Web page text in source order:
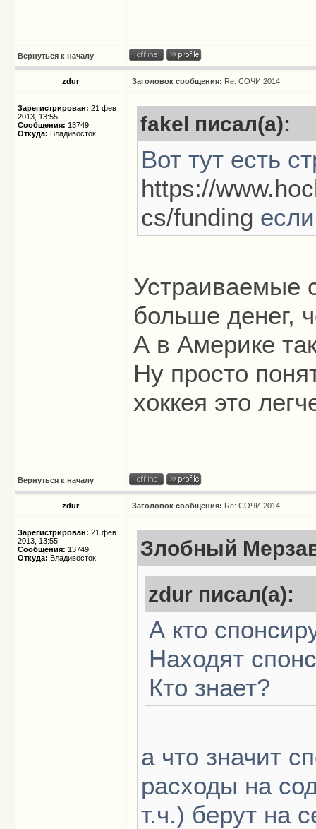
Вернуться к началу
zdur Заголовок сообщения: Re: СОЧИ 2014
Зарегистрирован: 21 фев
2013, 13:55
Сообщения: 13749
Откуда: Владивосток fakel писал(а):
Вот тут есть
https://
cs/funding
Устраиваемые
больше денег,
А в Америке
Ну просто
хоккея это
Вернуться к началу
zdur Заголовок сообщения: Re: СОЧИ 2014
Зарегистрирован: 21 фев
2013, 13:55
Сообщения: 13749
Откуда: Владивосток
Злобный
zdur писал(а):
А кто
Находят
Кто знает?
а что значит
расходы на
т.ч.) берут на